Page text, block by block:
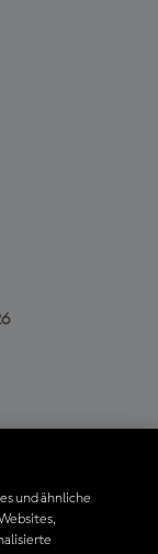
und ähnliche